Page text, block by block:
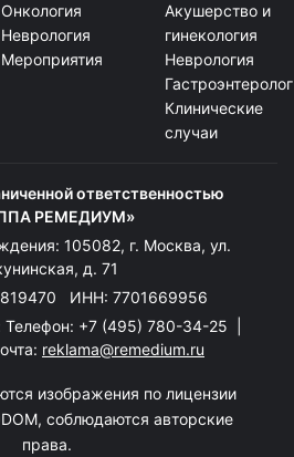
Онкология
Неврология
Мероприятия
Акушерство и
гинекология
Неврология
Клинические
случаи
ответственностью
РЕМЕДИУМ»
105082, г. Москва, ул.
д. 71
ИНН: 7701669956
Телефон: +7 (495) 780-34-25
reklama@remedium.ru
изображения по лицензии
соблюдаются авторские
права.